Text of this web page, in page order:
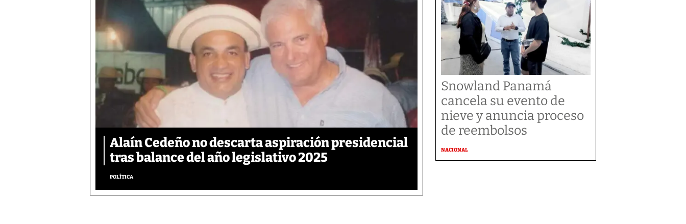
Alaín Cedeño no descarta aspiración presidencial
tras balance del año legislativo 2025
POLÍTICA
Snowland Panamá
cancela su evento de
nieve y anuncia proceso
de reembolsos
NACIONAL